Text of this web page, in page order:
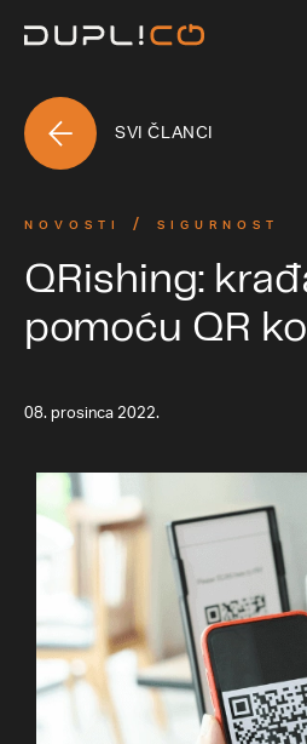
SVI ČLANCI
NOVOSTI SIGURNOST
QRishing:
pomoću QR
08. prosinca 2022.